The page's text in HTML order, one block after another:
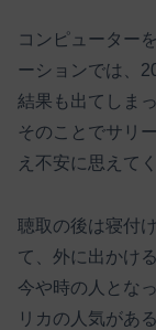
コンピューター
ーションでは、
結果も出てしまっ
そのことでサリ
え不安に思えて
聴取の後は寝付
て、外に出かける
今や時の人とな
リカの人気があ